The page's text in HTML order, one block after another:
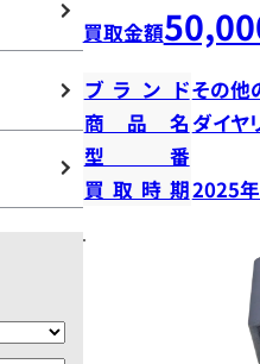
買取金額
ブランドその他
商品名ダイヤ
型番
買取時期2025